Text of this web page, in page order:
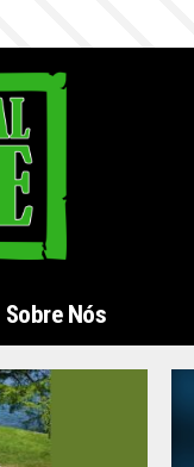
Sobre Nós